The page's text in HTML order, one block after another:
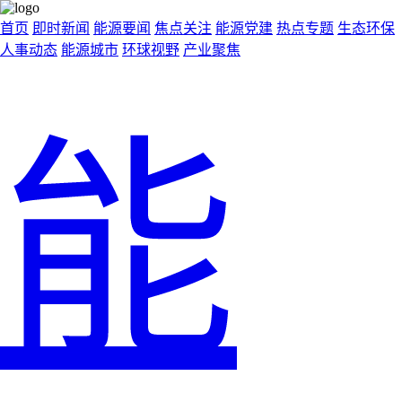
首页 即时新闻 能源要闻 焦点关注 能源党建 热点专题 生态环保
人事动态 能源城市 环球视野 产业聚焦
能